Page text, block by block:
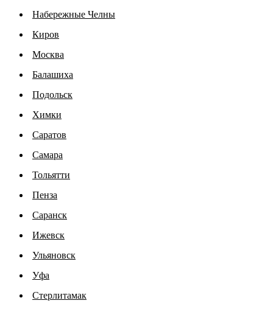
Набережные Челны
Киров
Москва
Балашиха
Подольск
Химки
Саратов
Самара
Тольятти
Пенза
Саранск
Ижевск
Ульяновск
Уфа
Стерлитамак